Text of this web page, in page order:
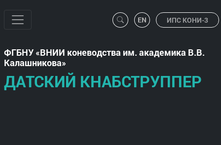
ИПС КОНИ-3
ФГБНУ
ВНИИ коневодства им. академика В.В.
Калашникова
ДАТСКИЙ КНАБСТРУППЕР